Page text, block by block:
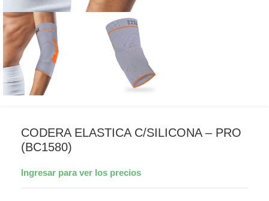
CODERA ELASTICA C/SILICONA – PRO
(BC1580)
Ingresar para ver los precios